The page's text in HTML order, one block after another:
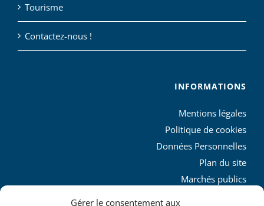
Gérer le consentement aux
Tourisme
Contactez-nous !
INFORMATIONS
Mentions légales
Politique de cookies
Données Personnelles
Plan du site
Marchés publics